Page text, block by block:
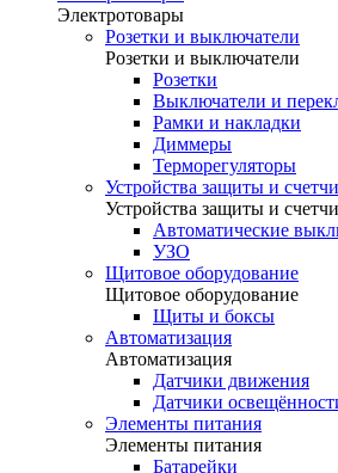
Электротовары
Розетки и выключатели
Розетки и выключатели
Розетки
Выключатели и
Рамки и накладки
Диммеры
Терморегуляторы
Устройства защиты и
Устройства защиты и
Автоматические
УЗО
Щитовое оборудование
Щитовое оборудование
Щиты и боксы
Автоматизация
Автоматизация
Датчики движения
Датчики
Элементы питания
Элементы питания
Батарейки